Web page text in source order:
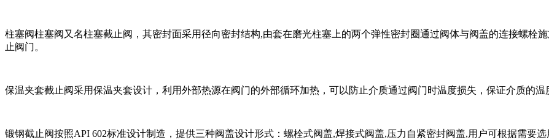
柱塞阀柱塞阀又名柱塞截止阀，其密封面采用径向密封结构,由套在磨光柱塞上的两个弹性密封圈通过阀体与阀盖的连接螺栓
止阀门。
保温夹套截止阀采用保温夹套设计，利用外部热源在阀门的外部循环加热，可以防止介质通过阀门时温度损失，保证介质
锻钢截止阀按照API 602标准设计制造，提供三种阀盖设计形式：螺栓式阀盖,焊接式阀盖,压力自紧密封阀盖,用户可根据需要